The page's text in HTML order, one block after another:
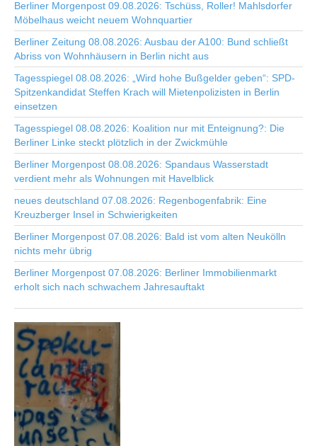
Berliner Morgenpost 09.08.2026: Tschüss, Roller! Mahlsdorfer
Möbelhaus weicht neuem Wohnquartier
Berliner Zeitung 08.08.2026: Ausbau der A100: Bund schließt
Abriss von Wohnhäusern in Berlin nicht aus
Tagesspiegel 08.08.2026: „Wird hohe Bußgelder geben“: SPD-
Spitzenkandidat Steffen Krach will Mietenpolizisten in Berlin
einsetzen
Tagesspiegel 08.08.2026: Koalition nur mit Enteignung?: Die
Berliner Linke steckt plötzlich in der Zwickmühle
Berliner Morgenpost 08.08.2026: Spandaus Wasserstadt
verdient mehr als Wohnungen mit Havelblick
neues deutschland 07.08.2026: Regenbogenfabrik: Eine
Kreuzberger Insel in Schwierigkeiten
Berliner Morgenpost 07.08.2026: Bald ist vom alten Neukölln
nichts mehr übrig
Berliner Morgenpost 07.08.2026: Berliner Immobilienmarkt
erholt sich nach schwachem Jahresauftakt